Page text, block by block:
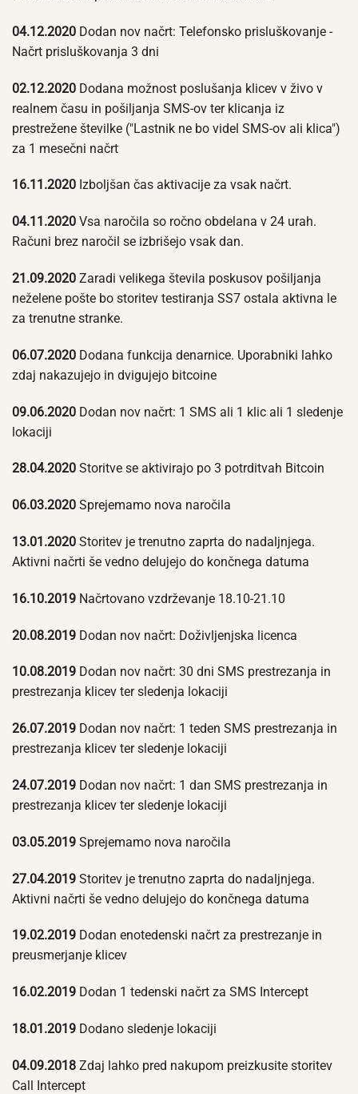
04.12.2020 Dodan nov načrt: Telefonsko prisluškovanje -
Načrt prisluškovanja 3 dni
02.12.2020 Dodana možnost poslušanja klicev v živo v
realnem času in pošiljanja SMS-ov ter klicanja iz
prestrežene številke ("Lastnik ne bo videl SMS-ov ali klica")
za 1 mesečni načrt
16.11.2020 Izboljšan čas aktivacije za vsak načrt.
04.11.2020 Vsa naročila so ročno obdelana v 24 urah.
Računi brez naročil se izbrišejo vsak dan.
21.09.2020 Zaradi velikega števila poskusov pošiljanja
neželene pošte bo storitev testiranja SS7 ostala aktivna le
za trenutne stranke.
06.07.2020 Dodana funkcija denarnice. Uporabniki lahko
zdaj nakazujejo in dvigujejo bitcoine
09.06.2020 Dodan nov načrt: 1 SMS ali 1 klic ali 1 sledenje
lokaciji
28.04.2020 Storitve se aktivirajo po 3 potrditvah Bitcoin
06.03.2020 Sprejemamo nova naročila
13.01.2020 Storitev je trenutno zaprta do nadaljnjega.
Aktivni načrti še vedno delujejo do končnega datuma
16.10.2019 Načrtovano vzdrževanje 18.10-21.10
20.08.2019 Dodan nov načrt: Doživljenjska licenca
10.08.2019 Dodan nov načrt: 30 dni SMS prestrezanja in
prestrezanja klicev ter sledenja lokaciji
26.07.2019 Dodan nov načrt: 1 teden SMS prestrezanja in
prestrezanja klicev ter sledenje lokaciji
24.07.2019 Dodan nov načrt: 1 dan SMS prestrezanja in
prestrezanja klicev ter sledenje lokaciji
03.05.2019 Sprejemamo nova naročila
27.04.2019 Storitev je trenutno zaprta do nadaljnjega.
Aktivni načrti še vedno delujejo do končnega datuma
19.02.2019 Dodan enotedenski načrt za prestrezanje in
preusmerjanje klicev
16.02.2019 Dodan 1 tedenski načrt za SMS Intercept
18.01.2019 Dodano sledenje lokaciji
04.09.2018 Zdaj lahko pred nakupom preizkusite storitev
Call Intercept